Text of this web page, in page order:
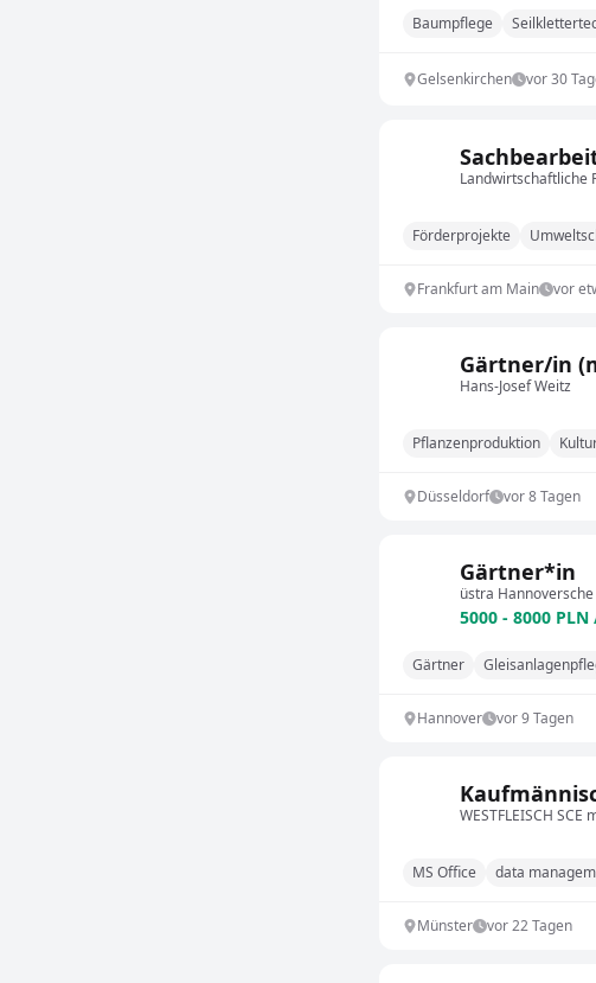
Baumpflege
Gelsenkirchen vor 30
Landwirtschaftliche
Förderprojekte
Frankfurt am Main vor
Gärtner/in
Hans-Josef Weitz
Pflanzenproduktion
Düsseldorf vor 8 Tagen
Gärtner*in
üstra
5000 - 8000
Gärtner
Hannover vor 9 Tagen
WESTFLEISCH SCE
MS Office data
Münster vor 22 Tagen